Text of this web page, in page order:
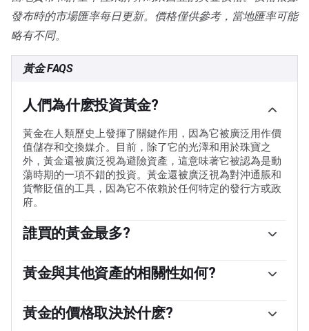
發布時的市場匯率每日更新。價格僅供參考，當地匯率可能
略有不同。
黃金 FAQS
人們為什麽投資黃金?
黃金在人類歷史上發揮了關鍵作用，因為它被廣泛用作價
值儲存和交換媒介。目前，除了它的光澤和用於珠寶之
外，黃金還被廣泛視為避險資產，這意味著它被認為是動
蕩時期的一項不錯的投資。黃金還被廣泛視為對沖通脹和
貨幣貶值的工具，因為它不依賴於任何特定的發行方或政
府。
誰買的黃金最多?
貨幣，各國央行傾向於使儲備多樣化，並購買黃金，以提
高人們對經濟和貨幣實力的看法。高黃金儲備可以成為一
各國央行在2022年增加了1136噸黃金儲備，價值約700億
黃金與其他資產的相關性如何?
產和避險資產。當美元貶值時，黃金往往會上漲，使投資
者和央行能夠在動蕩時期實現資產多元化。黃金與風險資
黃金的價格取決於什麽?